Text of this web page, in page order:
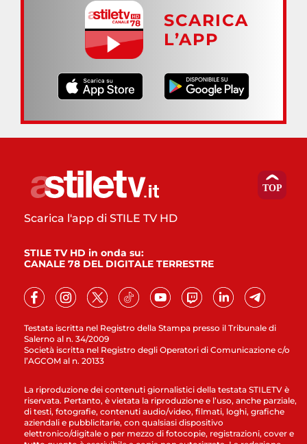
SCARICA
L’APP
Testata iscritta nel Registro della Stampa presso il Tribunale di
Salerno al n. 34/2009
Società iscritta nel Registro degli Operatori di Comunicazione c/o
l’AGCOM al n. 20133
Scarica l'app di STILE TV HD
STILE TV HD in onda su:
CANALE 78 DEL DIGITALE TERRESTRE
La riproduzione dei contenuti giornalistici della testata STILETV è
riservata. Pertanto, è vietata la riproduzione e l’uso, anche parziale,
di testi, fotografie, contenuti audio/video, filmati, loghi, grafiche
aziendali e pubblicitarie, con qualsiasi dispositivo
elettronico/digitale o per mezzo di fotocopie, registrazioni, cover e